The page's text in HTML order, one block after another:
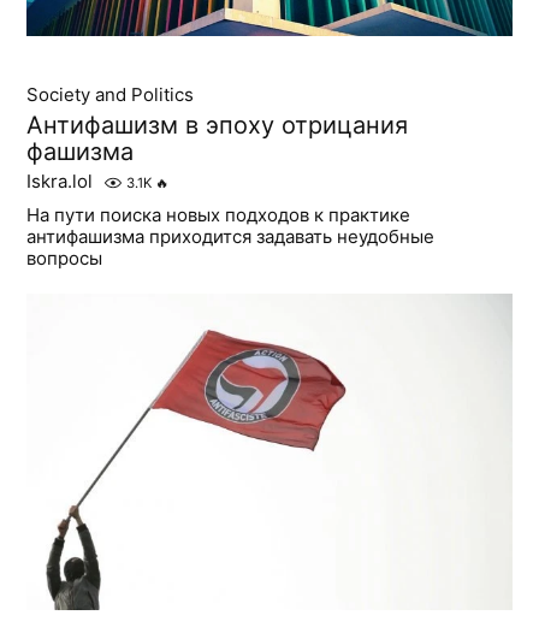
Society and Politics
Антифашизм в эпоху отрицания
фашизма
Iskra.lol 3.1K 🔥
На пути поиска новых подходов к практике
антифашизма приходится задавать неудобные
вопросы